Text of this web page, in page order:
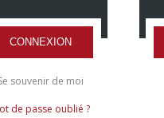
CONNEXION
souvenir de moi
de passe oublié ?